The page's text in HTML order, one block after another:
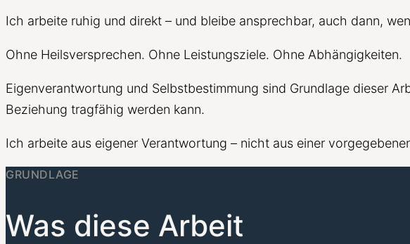
Ich arbeite ruhig und direkt – und bleibe ansprechbar, auch dann,
Ohne Heilsversprechen. Ohne Leistungsziele. Ohne Abhängigkeiten.
Eigenverantwortung und Selbstbestimmung sind Grundlage dieser
Beziehung tragfähig werden kann.
Ich arbeite aus eigener Verantwortung – nicht aus einer
GRUNDLAGE
Was diese Arbeit